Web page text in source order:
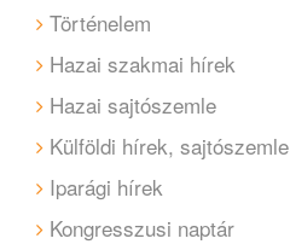
Történelem
Hazai szakmai hírek
Hazai sajtószemle
Külföldi hírek, sajtószemle
Iparági hírek
Kongresszusi naptár